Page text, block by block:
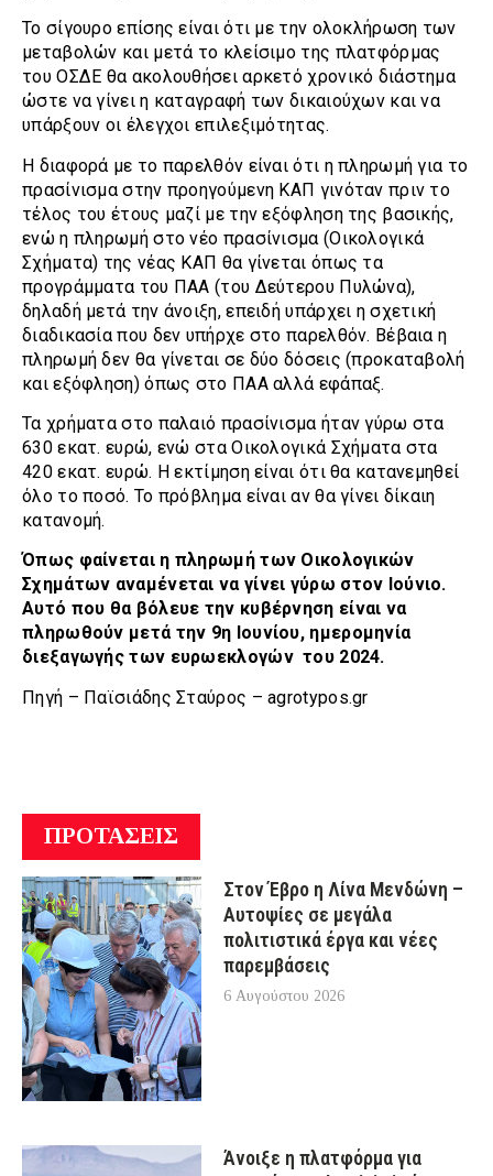
Το σίγουρο επίσης είναι ότι με την ολοκλήρωση των
μεταβολών και μετά το κλείσιμο της πλατφόρμας
του ΟΣΔΕ θα ακολουθήσει αρκετό χρονικό διάστημα
ώστε να γίνει η καταγραφή των δικαιούχων και να
υπάρξουν οι έλεγχοι επιλεξιμότητας.
Η διαφορά με το παρελθόν είναι ότι η πληρωμή για το
πρασίνισμα στην προηγούμενη ΚΑΠ γινόταν πριν το
τέλος του έτους μαζί με την εξόφληση της βασικής,
ενώ η πληρωμή στο νέο πρασίνισμα (Οικολογικά
Σχήματα) της νέας ΚΑΠ θα γίνεται όπως τα
προγράμματα του ΠΑΑ (του Δεύτερου Πυλώνα),
δηλαδή μετά την άνοιξη, επειδή υπάρχει η σχετική
διαδικασία που δεν υπήρχε στο παρελθόν. Βέβαια η
πληρωμή δεν θα γίνεται σε δύο δόσεις (προκαταβολή
και εξόφληση) όπως στο ΠΑΑ αλλά εφάπαξ.
Τα χρήματα στο παλαιό πρασίνισμα ήταν γύρω στα
630 εκατ. ευρώ, ενώ στα Οικολογικά Σχήματα στα
420 εκατ. ευρώ. Η εκτίμηση είναι ότι θα κατανεμηθεί
όλο το ποσό. Το πρόβλημα είναι αν θα γίνει δίκαιη
κατανομή.
Όπως φαίνεται η πληρωμή των Οικολογικών
Σχημάτων αναμένεται να γίνει γύρω στον Ιούνιο.
Αυτό που θα βόλευε την κυβέρνηση είναι να
πληρωθούν μετά την 9η Ιουνίου, ημερομηνία
διεξαγωγής των ευρωεκλογών του 2024.
Πηγή – Παϊσιάδης Σταύρος – agrotypos.gr
ΠΡΟΤΑΣΕΙΣ
Στον Έβρο η Λίνα Μενδώνη –
Αυτοψίες σε μεγάλα
πολιτιστικά έργα και νέες
παρεμβάσεις
6 Αυγούστου 2026
Άνοιξε η πλατφόρμα για